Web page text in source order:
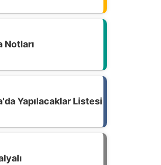
Notları
Yapılacaklar Listesi